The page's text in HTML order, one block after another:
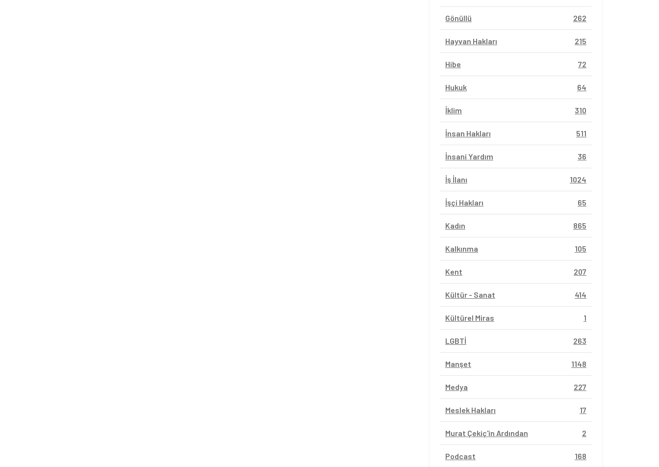
Gönüllü 262
Hayvan Hakları 215
Hibe 72
Hukuk 64
İklim 310
İnsan Hakları 511
İnsani Yardım 36
İş İlanı 1024
İşçi Hakları 65
Kadın 865
Kalkınma 105
Kent 207
Kültür - Sanat 414
Kültürel Miras 1
LGBTİ 263
Manşet 1148
Medya 227
Meslek Hakları 17
Murat Çekiç'in Ardından 2
Podcast 168